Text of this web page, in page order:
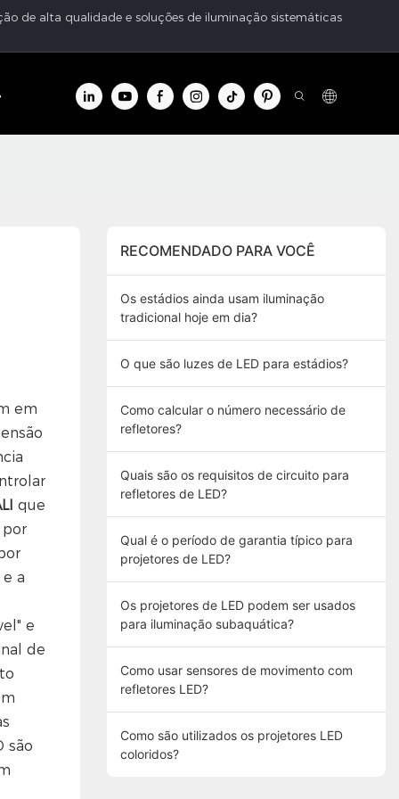
de alta qualidade e soluções de iluminação sistemáticas
informações Contato
em
que
por
a
e
de
são
RECOMENDADO PARA VOCÊ
Os estádios ainda usam iluminação
tradicional hoje em dia?
O que são luzes de LED para estádios?
Como calcular o número necessário de
refletores?
Quais são os requisitos de circuito para
refletores de LED?
Qual é o período de garantia típico para
projetores de LED?
Os projetores de LED podem ser usados ​​
para iluminação subaquática?
Como usar sensores de movimento com
refletores LED?
Como são utilizados os projetores LED
coloridos?